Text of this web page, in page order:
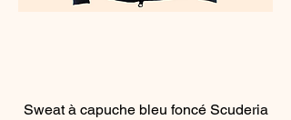
Sweat à capuche bleu foncé Scuderia